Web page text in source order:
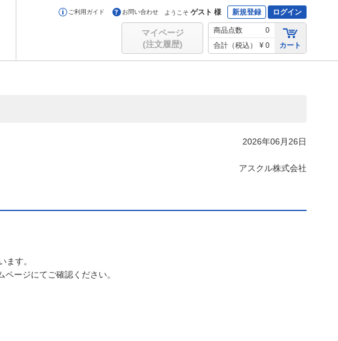
ご利用ガイド お問い合わせ ようこそ ゲスト 様 新規登録 ログイン
マイページ
(注文履歴)
商品点数
0
合計（税込）
¥ 0 カート
2026年06月26日
アスクル株式会社
ます。
ージにてご確認ください。